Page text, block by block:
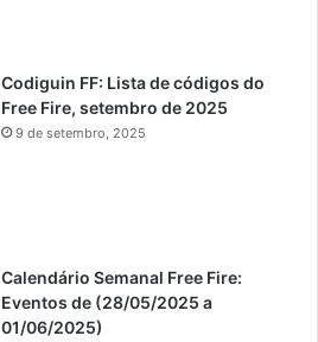
Codiguin FF: Lista de códigos do
Free Fire, setembro de 2025
9 de setembro, 2025
Calendário Semanal Free Fire:
Eventos de (28/05/2025 a
01/06/2025)